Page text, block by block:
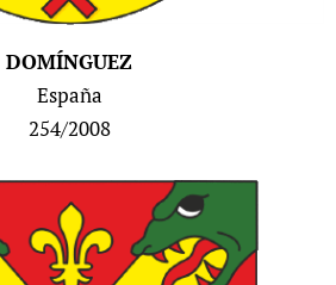
DOMÍNGUEZ
España
254/2008